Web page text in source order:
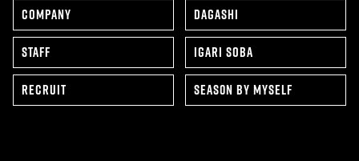
COMPANY
DAGASHI
STAFF
IGARI SOBA
RECRUIT
SEAS0N BY MYSELF